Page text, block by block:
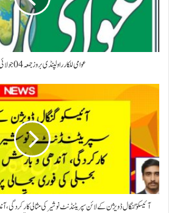
عوامی للکار راولپنڈی بروز جمعہ 04 جولائی 2025
آئیسکو گنگال ڈویژن کے لائن سپریٹنڈنٹ نوشیر کی مثالی کارکردگی،